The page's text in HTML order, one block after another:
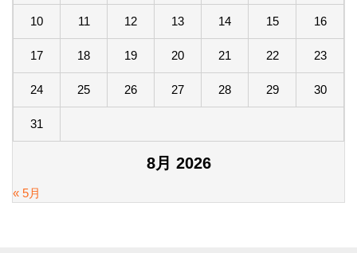
8月 2026
10 11 12 13 14 15 16
17 18 19 20 21 22 23
24 25 26 27 28 29 30
31
« 5月